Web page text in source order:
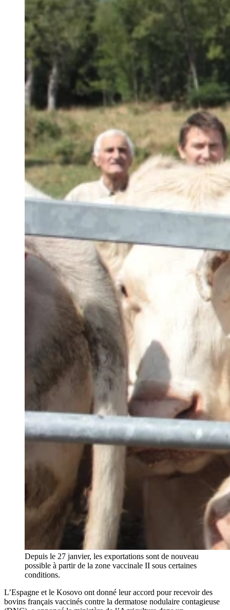
Depuis le 27 janvier, les exportations sont de nouveau
possible à partir de la zone vaccinale II sous certaines
conditions.
L’Espagne et le Kosovo ont donné leur accord pour recevoir des
bovins français vaccinés contre la dermatose nodulaire contagieuse